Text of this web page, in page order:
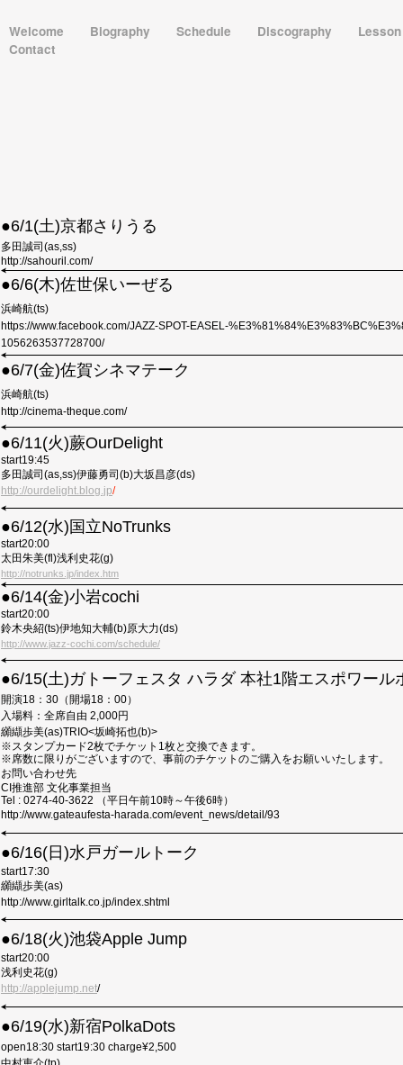
Welcome Biography Schedule Discography
Contact
●6/1(土)京都さりうる
多田誠司 (as,ss)
http://sahouril.com/
●6/6(木)佐世保いーぜる
浜崎航(ts)
https://www.facebook.com/JAZZ-SPOT-EASEL-
1056263537728700/
●6/7(金)佐賀シネマテーク
浜崎航(ts)
http://cinema-theque.com/
●6/11(火)蕨OurDelight
start19:45
多田誠司(as,ss)伊藤勇司(b)大坂昌彦(ds)
http://ourdelight.blog.jp/
●6/12(水)国立NoTrunks
start20:00
太田朱美(fl)浅利史花(g)
http://notrunks.jp/index.htm
●6/14(金)小岩cochi
start20:00
鈴木央紹(ts)伊地知大輔(b)原大力(ds)
http://www.jazz-cochi.com/schedule/
●6/15(土)ガトーフェスタ ハラダ 本社1階エスポワール
開演18：30（開場18：00）
入場料：全席自由 2,000円
纐纈歩美(as)TRIO<坂崎拓也(b)>
※スタンプカード2枚でチケット1枚と交換できます。
※席数に限りがございますので、事前のチケットのご購入をお願いいたします。
お問い合わせ先
CI推進部 文化事業担当
Tel : 0274-40-3622 （平日午前10時～午後6時）
http://www.gateaufesta-harada.com/event_news/detail/93
●6/16(日)水戸ガールトーク
start17:30
纐纈歩美(as)
http://www.girltalk.co.jp/index.shtml
●6/18(火)池袋Apple Jump
start20:00
浅利史花(g)
http://applejump.net/
●6/19(水)新宿PolkaDots
open18:30 start19:30 charge¥2,500